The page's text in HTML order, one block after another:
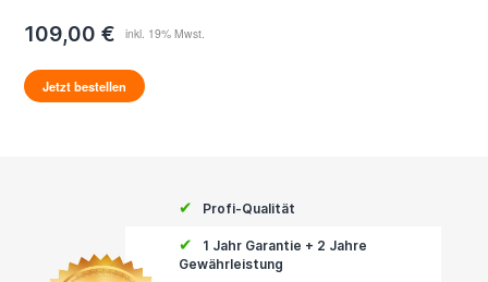
109,00 €
Jetzt bestellen
✔ Profi-Qualität
✔
1 Jahr Garantie + 2 Jahre
Gewährleistung